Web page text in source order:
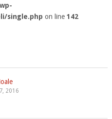
single.php on line 142
2016